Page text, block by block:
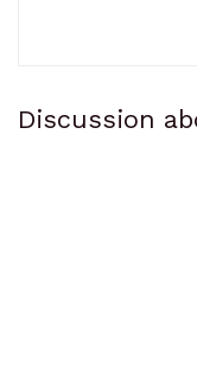
Discussion